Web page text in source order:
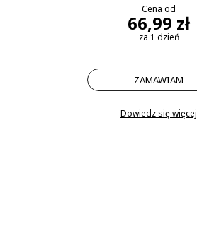
Cena od
66,99 zł
za 1 dzień
ZAMAWIAM
Dowiedz się więcej